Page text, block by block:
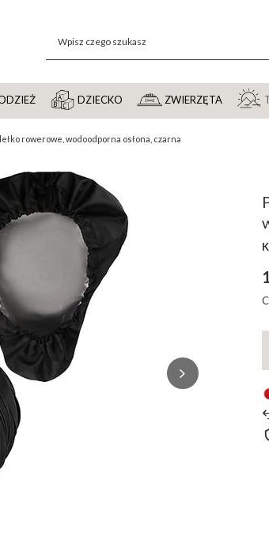
DZIECKO ZWIERZĘTA
rowerowe, wodoodporna osłona, czarna